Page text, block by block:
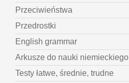
Przeciwieństwa
Przedrostki
English grammar
Arkusze do nauki niemieckiego
Testy łatwe, średnie, trudne